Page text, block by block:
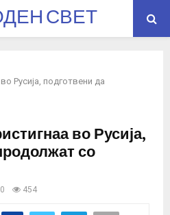
СВЕТ
Русија, подготвени да
во Русија,
со
0 454